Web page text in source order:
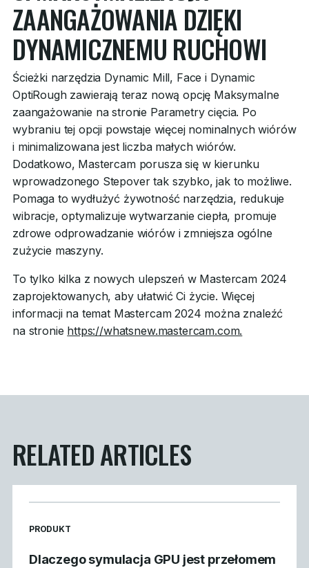
ZAANGAŻOWANIA DZIĘKI
DYNAMICZNEMU RUCHOWI
Ścieżki narzędzia Dynamic Mill, Face i Dynamic
OptiRough zawierają teraz nową opcję Maksymalne
zaangażowanie na stronie Parametry cięcia. Po
wybraniu tej opcji powstaje więcej nominalnych wiórów
i minimalizowana jest liczba małych wiórów.
Dodatkowo, Mastercam porusza się w kierunku
wprowadzonego Stepover tak szybko, jak to możliwe.
Pomaga to wydłużyć żywotność narzędzia, redukuje
wibracje, optymalizuje wytwarzanie ciepła, promuje
zdrowe odprowadzanie wiórów i zmniejsza ogólne
zużycie maszyny.
To tylko kilka z nowych ulepszeń w Mastercam 2024
zaprojektowanych, aby ułatwić Ci życie. Więcej
informacji na temat Mastercam 2024 można znaleźć
na stronie https://whatsnew.mastercam.com.
RELATED ARTICLES
READ MORE ARTICLES ABOUT
PRODUKT
Dlaczego symulacja GPU jest przełomem